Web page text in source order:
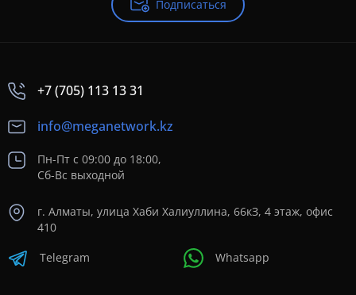
Подписаться
+7 (705) 113 13 31
info@meganetwork.kz
Пн-Пт с 09:00 до 18:00,
Сб-Вс выходной
г. Алматы, улица Хаби Халиуллина, 66кЗ, 4 этаж, офис
410
Telegram Whatsapp